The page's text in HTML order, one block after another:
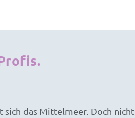
sich das Mittelmeer. Doch nicht